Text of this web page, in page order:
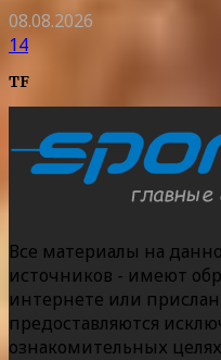
08.08.2026
14
TF
Все материалы на
источников - имеют
интернете или
предоставляются
ознакомительных